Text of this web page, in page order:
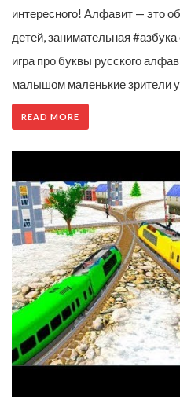
интересного! Алфавит — это
детей, занимательная
игра про буквы русского
малышом маленькие зрители
READ MORE